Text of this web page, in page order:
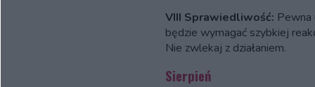
VIII Sprawiedliwość:
będzie wymagać szybkiej
Nie zwlekaj z działaniem.
Sierpień